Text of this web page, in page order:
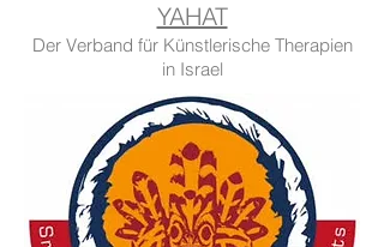
YAHAT
Der Verband für Künstlerische Therapien
in Israel